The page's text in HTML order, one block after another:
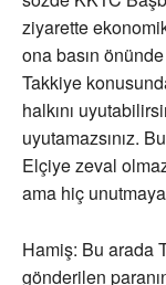
ziyarette
ona basın önünde
Takkiye
halkını
uyutamazsınız.
Elçiye zeval
ama hiç
Hamiş: Bu arada
gönderilen